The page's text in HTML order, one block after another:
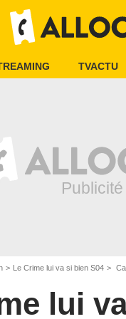
TVACTU
Le Crime lui va si bien S04
lui